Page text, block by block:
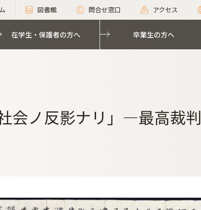
図書館 問合せ窓口 アクセス
在学生・保護者の方へ 卒業生の方へ
社会ノ反影ナリ」―最高裁